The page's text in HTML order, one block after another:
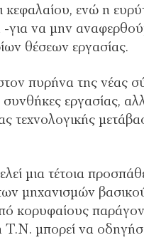
κεφαλαίου, ενώ η
να µην
θέσεων εργασίας.
πυρήνα της νέας
εργασίας,
τεχνολογικής
µια τέτοια
µηχανισµών βασικού
κορυφαίους
Τ.Ν. µπορεί να